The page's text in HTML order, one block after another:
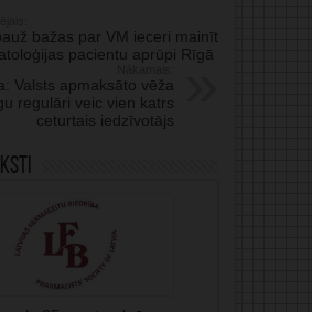
bažas par VM ieceri mainīt
pacientu aprūpi Rīgā
Valsts apmaksāto vēža
regulāri veic vien katrs
ceturtais iedzīvotājs